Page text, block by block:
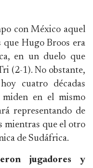
con México aquel
Hugo Broos era
en un duelo que
(2-1). No obstante,
cuatro décadas
miden en el mismo
representando de
mientras que el otro
de Sudáfrica.
jugadores y